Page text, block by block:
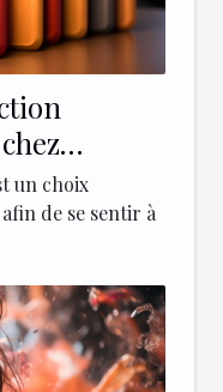
un choix
de se sentir à